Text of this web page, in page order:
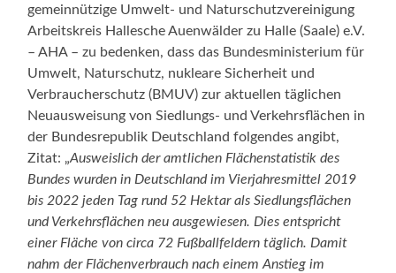
gemeinnützige Umwelt- und Naturschutzvereinigung
Arbeitskreis Hallesche Auenwälder zu Halle (Saale) e.V.
– AHA – zu bedenken, dass das Bundesministerium für
Umwelt, Naturschutz, nukleare Sicherheit und
Verbraucherschutz (BMUV) zur aktuellen täglichen
Neuausweisung von Siedlungs- und Verkehrsflächen in
der Bundesrepublik Deutschland folgendes angibt,
Zitat: „Ausweislich der amtlichen Flächenstatistik des
Bundes wurden in Deutschland im Vierjahresmittel 2019
bis 2022 jeden Tag rund 52 Hektar als Siedlungsflächen
und Verkehrsflächen neu ausgewiesen. Dies entspricht
einer Fläche von circa 72 Fußballfeldern täglich. Damit
nahm der Flächenverbrauch nach einem Anstieg im